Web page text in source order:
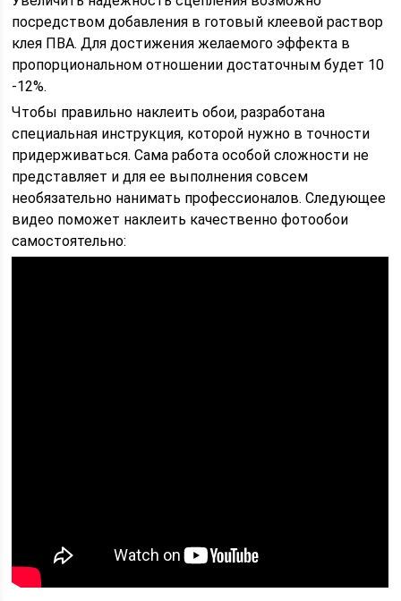
посредством добавления в готовый клеевой раствор
клея ПВА. Для достижения желаемого эффекта в
пропорциональном отношении достаточным будет 10
-12%.
Чтобы правильно наклеить обои, разработана
специальная инструкция, которой нужно в точности
придерживаться. Сама работа особой сложности не
представляет и для ее выполнения совсем
необязательно нанимать профессионалов. Следующее
видео поможет наклеить качественно фотообои
самостоятельно: